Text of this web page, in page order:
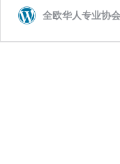
全欧华人专业协